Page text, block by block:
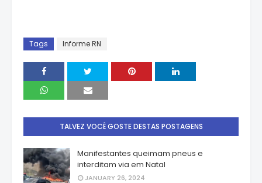
Tags Informe RN
TALVEZ VOCÊ GOSTE DESTAS POSTAGENS
Manifestantes queimam pneus e
interditam via em Natal
JANUARY 26, 2024